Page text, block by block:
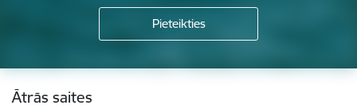
Kājene
Ātrās saites